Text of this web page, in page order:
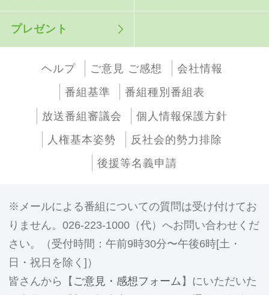
プレゼント
ヘルプ ご意見 ご感想
会社情報
番組基準
番組種別番組表
放送番組審議会
個人情報保護方針
人権基本姿勢
反社会的勢力排除
後援等名義申請
メールによる番組についての質問は受け付けてお
りません。026-223-1000（代）へお問い合わせくだ
さい。（受付時間：午前9時30分〜午後6時[土・
日・祝日を除く]）
皆さんから【 ご意見・感想フォーム 】にいただいた